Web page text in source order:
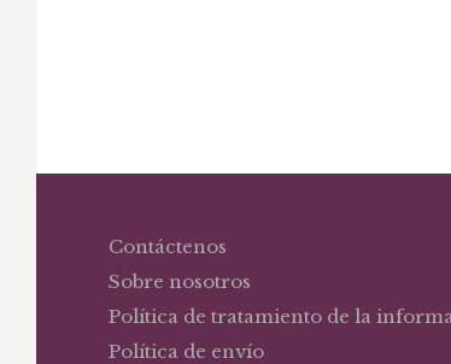
Contáctenos
Sobre nosotros
Política de tratamiento de la
Política de envío